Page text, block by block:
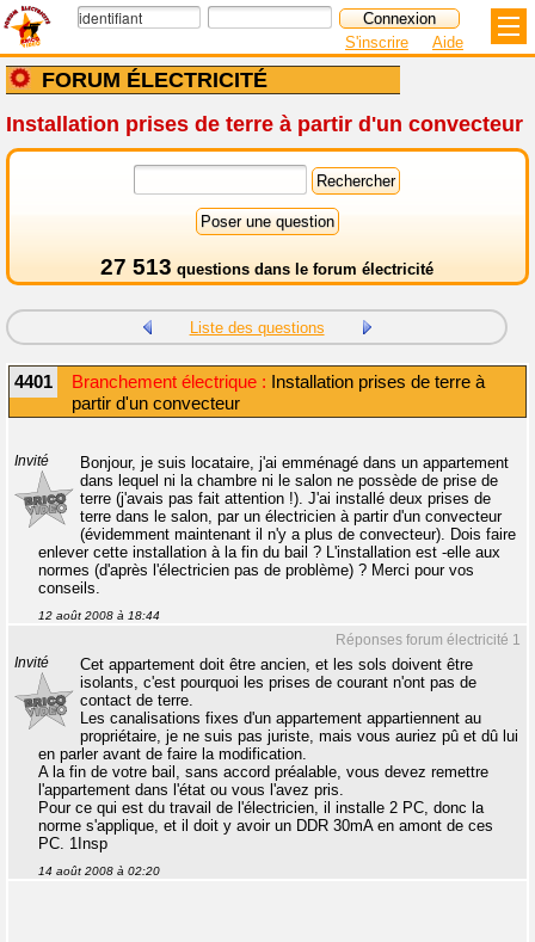
FORUM ÉLECTRICITÉ
S'inscrire Aide
Installation prises de terre à partir d'un convecteur
27 513 questions dans le forum électricité
Liste des questions
4401 Branchement électrique : Installation prises de terre à
partir d'un convecteur
Invité
Bonjour, je suis locataire, j'ai emménagé dans un appartement
dans lequel ni la chambre ni le salon ne possède de prise de
terre (j'avais pas fait attention !). J'ai installé deux prises de
terre dans le salon, par un électricien à partir d'un convecteur
(évidemment maintenant il n'y a plus de convecteur). Dois faire
enlever cette installation à la fin du bail ? L'installation est -elle aux
normes (d'après l'électricien pas de problème) ? Merci pour vos
conseils.
12 août 2008 à 18:44
Réponses forum électricité 1
Invité
Cet appartement doit être ancien, et les sols doivent être
isolants, c'est pourquoi les prises de courant n'ont pas de
contact de terre.
Les canalisations fixes d'un appartement appartiennent au
propriétaire, je ne suis pas juriste, mais vous auriez pû et dû lui
en parler avant de faire la modification.
A la fin de votre bail, sans accord préalable, vous devez remettre
l'appartement dans l'état ou vous l'avez pris.
Pour ce qui est du travail de l'électricien, il installe 2 PC, donc la
norme s'applique, et il doit y avoir un DDR 30mA en amont de ces
PC. 1Insp
14 août 2008 à 02:20